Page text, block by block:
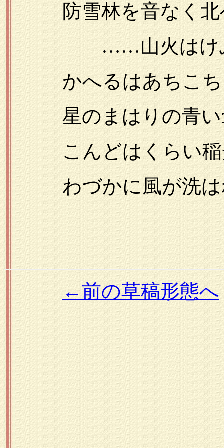
防雪林を音なく北
……山火はけぶ
かへるはあちこち
星のまはりの青い
こんどはくらい稲
わづかに風が洗は
←前の草稿形態へ